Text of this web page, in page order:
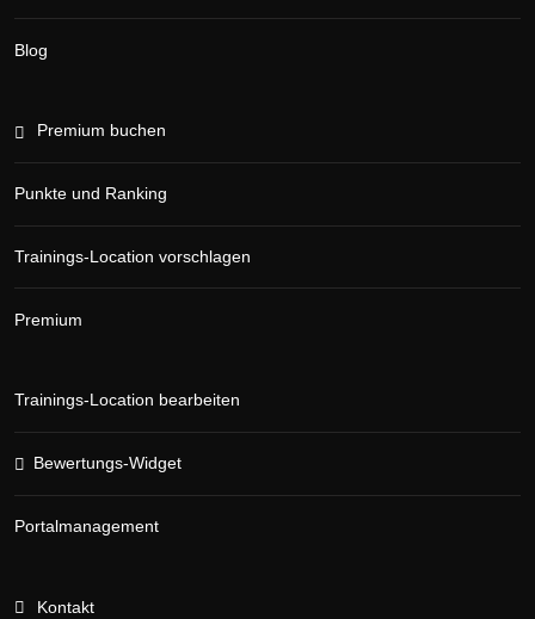
Blog
Premium buchen
Punkte und Ranking
Trainings-Location vorschlagen
Premium
Trainings-Location bearbeiten
Bewertungs-Widget
Portalmanagement
Kontakt